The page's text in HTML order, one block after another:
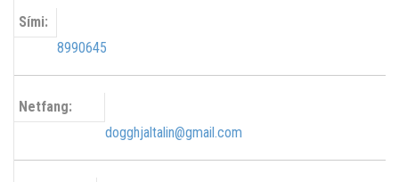
Sími:
8990645
Netfang:
dogghjaltalin@gmail.com